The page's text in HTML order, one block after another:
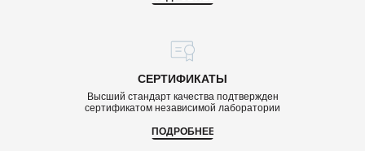
СЕРТИФИКАТЫ
Высший стандарт качества подтвержден
сертификатом независимой лаборатории
ПОДРОБНЕЕ